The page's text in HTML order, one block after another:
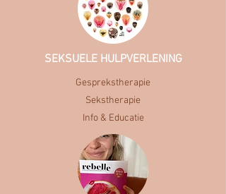
l(i)ef...
©Jesse La Porte
SEKSUELE HULPVERLENING
Gesprekstherapie
Sekstherapie
Info & Educatie